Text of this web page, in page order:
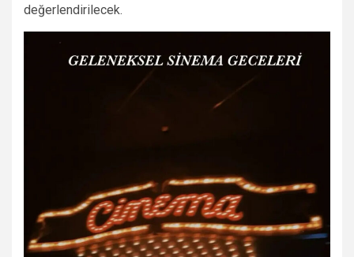
değerlendirilecek.